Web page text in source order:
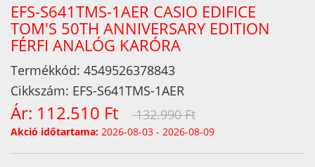
EFS-S641TMS-1AER CASIO EDIFICE
TOM'S 50TH ANNIVERSARY EDITION
FÉRFI ANALÓG KARÓRA
Termékkód: 4549526378843
Cikkszám: EFS-S641TMS-1AER
Ár: 112.510 Ft 132.990 Ft
Akció időtartama: 2026-08-03 - 2026-08-09